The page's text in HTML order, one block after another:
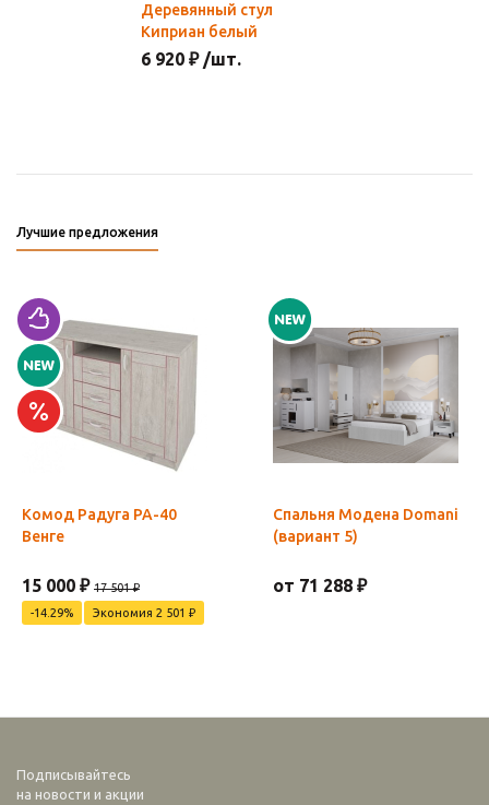
Деревянный стул
Киприан белый
6 920 ₽ /шт.
Лучшие предложения
Комод Радуга РА-40
Венге
15 000 ₽ 17 501 ₽
-14.29%
Экономия 2 501 ₽
Спальня Модена Domani
(вариант 5)
от 71 288 ₽
Подписывайтесь
на новости и акции